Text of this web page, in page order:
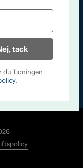
tack
du Tidningen